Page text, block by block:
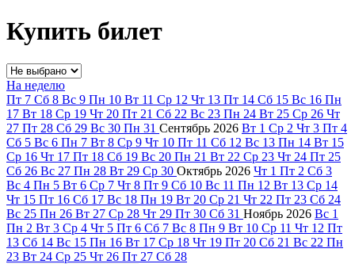
Купить билет
На неделю
Пт 7 Сб 8 Вс 9 Пн 10 Вт 11 Ср 12 Чт 13 Пт 14 Сб 15 Вс 16 Пн
17 Вт 18 Ср 19 Чт 20 Пт 21 Сб 22 Вс 23 Пн 24 Вт 25 Ср 26 Чт
27 Пт 28 Сб 29 Вс 30 Пн 31 Сентябрь 2026 Вт 1 Ср 2 Чт 3 Пт 4
Сб 5 Вс 6 Пн 7 Вт 8 Ср 9 Чт 10 Пт 11 Сб 12 Вс 13 Пн 14 Вт 15
Ср 16 Чт 17 Пт 18 Сб 19 Вс 20 Пн 21 Вт 22 Ср 23 Чт 24 Пт 25
Сб 26 Вс 27 Пн 28 Вт 29 Ср 30 Октябрь 2026 Чт 1 Пт 2 Сб 3
Вс 4 Пн 5 Вт 6 Ср 7 Чт 8 Пт 9 Сб 10 Вс 11 Пн 12 Вт 13 Ср 14
Чт 15 Пт 16 Сб 17 Вс 18 Пн 19 Вт 20 Ср 21 Чт 22 Пт 23 Сб 24
Вс 25 Пн 26 Вт 27 Ср 28 Чт 29 Пт 30 Сб 31 Ноябрь 2026 Вс 1
Пн 2 Вт 3 Ср 4 Чт 5 Пт 6 Сб 7 Вс 8 Пн 9 Вт 10 Ср 11 Чт 12 Пт
13 Сб 14 Вс 15 Пн 16 Вт 17 Ср 18 Чт 19 Пт 20 Сб 21 Вс 22 Пн
23 Вт 24 Ср 25 Чт 26 Пт 27 Сб 28